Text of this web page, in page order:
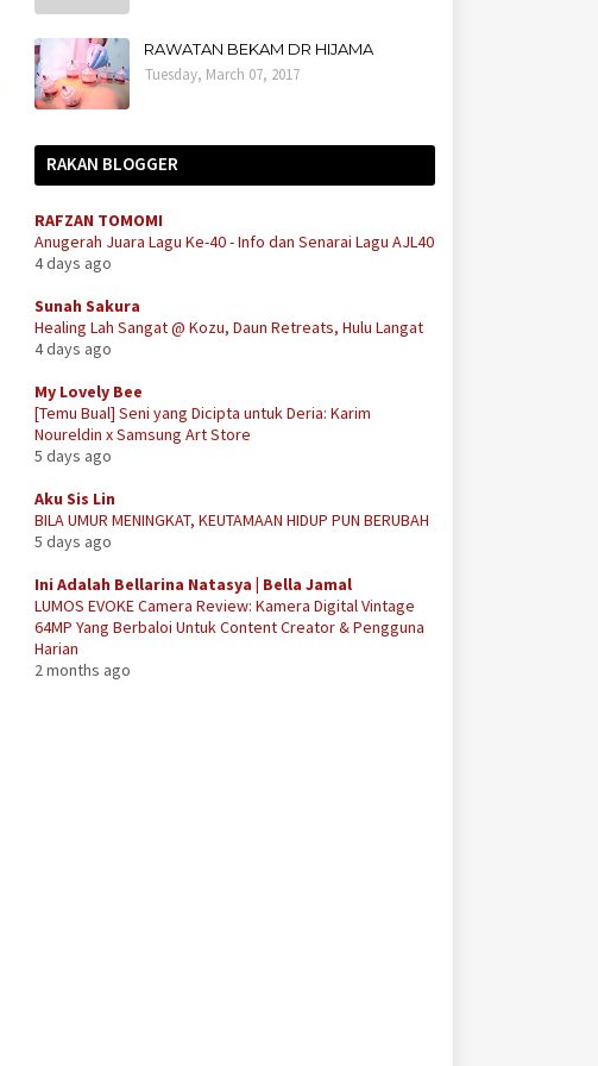
RAWATAN BEKAM DR HIJAMA
Tuesday, March 07, 2017
RAKAN BLOGGER
RAFZAN TOMOMI
Anugerah Juara Lagu Ke-40 - Info dan Senarai Lagu AJL40
4 days ago
Sunah Sakura
Healing Lah Sangat @ Kozu, Daun Retreats, Hulu Langat
4 days ago
My Lovely Bee
[Temu Bual] Seni yang Dicipta untuk Deria: Karim
Noureldin x Samsung Art Store
5 days ago
Aku Sis Lin
BILA UMUR MENINGKAT, KEUTAMAAN HIDUP PUN BERUBAH
5 days ago
Ini Adalah Bellarina Natasya | Bella Jamal
LUMOS EVOKE Camera Review: Kamera Digital Vintage
64MP Yang Berbaloi Untuk Content Creator & Pengguna
Harian
2 months ago